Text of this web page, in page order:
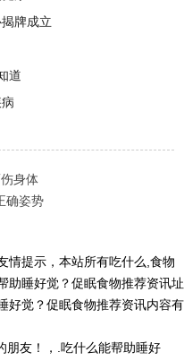
牌成立
道
身体
确姿势
情提示，本站所有吃什么,食物
助睡好觉？促眠食物推荐资讯址
好觉？促眠食物推荐资讯内容有
朋友！，.吃什么能帮助睡好